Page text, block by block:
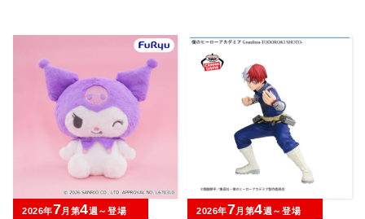
2026年7月第4週～登場 2026年7月第4週～登場